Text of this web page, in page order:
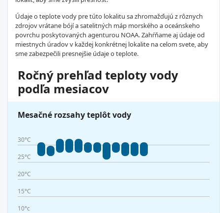
Údaje o teplote vody pre túto lokalitu sa zhromažďujú z rôznych
zdrojov vrátane bójí a satelitných máp morského a oceánskeho
povrchu poskytovaných agenturou NOAA. Zahŕňame aj údaje od
miestnych úradov v každej konkrétnej lokalite na celom svete, aby
sme zabezpečili presnejšie údaje o teplote.
Ročný prehľad teploty vody
podľa mesiacov
Mesačné rozsahy teplôt vody
30°C
25°C
20°C
15°C
10°c